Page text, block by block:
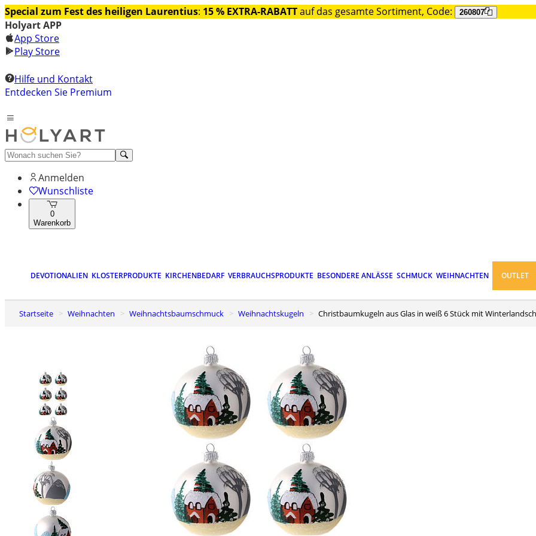
Special zum Fest des heiligen Laurentius: 15 % EXTRA-RABATTauf das gesamte Sortiment, Code: 260807
Holyart APP
App Store
Play Store
Hilfe und Kontakt
Entdecken Sie Premium
Anmelden
Wunschliste
0
Warenkorb
DEVOTIONALIEN KLOSTERPRODUKTE KIRCHENBEDARF VERBRAUCHSPRODUKTE BESONDERE ANLÄSSE SCHMUCK WEIHNACHTEN OUTLET
Startseite Weihnachten Weihnachtsbaumschmuck Weihnachtskugeln Christbaumkugeln aus Glas in weiß 6 Stück mit